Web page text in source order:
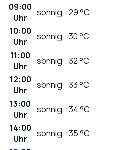
09:00
Uhr
sonnig 29°C
10:00
Uhr
sonnig 30°C
11:00
Uhr
sonnig 32°C
12:00
Uhr
sonnig 33°C
13:00
Uhr
sonnig 34°C
14:00
Uhr
sonnig 35°C